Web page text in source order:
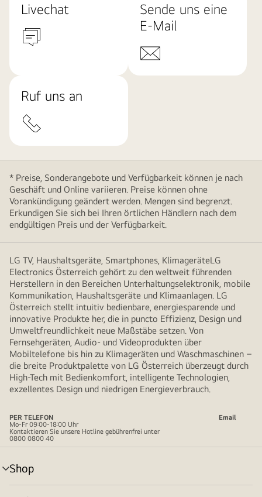
Livechat
Sende uns eine
E-Mail
Ruf uns an
* Preise, Sonderangebote und Verfügbarkeit können je nach
Geschäft und Online variieren. Preise können ohne
Vorankündigung geändert werden. Mengen sind begrenzt.
Erkundigen Sie sich bei Ihren örtlichen Händlern nach dem
endgültigen Preis und der Verfügbarkeit.
LG TV, Haushaltsgeräte, Smartphones, KlimageräteLG
Electronics Österreich gehört zu den weltweit führenden
Herstellern in den Bereichen Unterhaltungselektronik, mobile
Kommunikation, Haushaltsgeräte und Klimaanlagen. LG
Österreich stellt intuitiv bedienbare, energiesparende und
innovative Produkte her, die in puncto Effizienz, Design und
Umweltfreundlichkeit neue Maßstäbe setzen. Von
Fernsehgeräten, Audio- und Videoprodukten über
Mobiltelefone bis hin zu Klimageräten und Waschmaschinen –
die breite Produktpalette von LG Österreich überzeugt durch
High-Tech mit Bedienkomfort, intelligente Technologien,
exzellentes Design und niedrigen Energieverbrauch.
PER TELEFON
Email
Mo-Fr 09:00-18:00 Uhr
Kontaktieren Sie unsere Hotline gebührenfrei unter
0800 0800 40
Shop
Menü
umschalten